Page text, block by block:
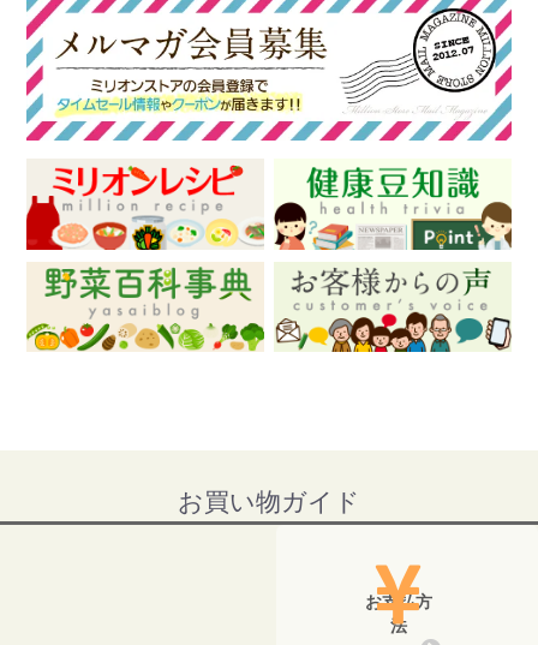
お買い物ガイド
お支払方
法